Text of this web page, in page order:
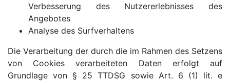
Verbesserung des Nutzererlebnisses des
Angebotes
Analyse des Surfverhaltens
Die Verarbeitung der durch die im Rahmen des Setzens
von Cookies verarbeiteten Daten erfolgt auf
Grundlage von § 25 TTDSG sowie Art. 6 (1) lit. e